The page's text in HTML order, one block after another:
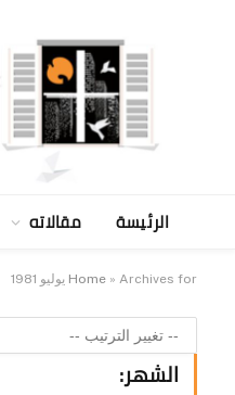
الرئيسة مقالاته
Home » Archives for يوليو 1981
الشهر: